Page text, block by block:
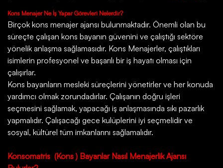
Kons Menajer Ne İş Yapar Görevleri Nelerdir?
Birçok kons menajer ajansı bulunmaktadır. Önemli olan bu
süreçte çalışan kons bayanın güvenini ve çalıştığı sektöre
yönelik anlaşma sağlamasıdır. Kons Menajerler, çalıştıkları
isimlerin profesyonel ve başarılı bir iş hayatı olması için
çalışırlar.
Kons bayanların mesleki süreçlerini yönetirler ve her konuda
yardımcı olmak zorundadırlar. Çalışanın doğru işleri
seçmesini sağlamak, yapacağı iş anlaşmasında sıkı pazarlık
yapmalıdır. Çalışacağı gece kulüplerini iyi seçmelidir ve
sosyal, kültürel tüm imkanlarını sağlamalıdır.
Konsomatris (Kons ) Bayanlar Nasıl Menajerlik Ajansı